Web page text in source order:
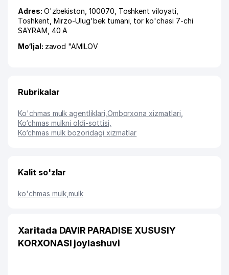
Adres: O'zbekiston, 100070, Toshkent viloyati
Toshkent Mirzo-Ulug'bek tumani tor ko'chasi 7-chi
SAYRAM , 40 А
Mo‘ljal: zavod "AMILOV
Rubrikalar
Ko'chmas mulk agentliklari Omborxona xizmatlari
Ko‘chmas mulkni oldi-sottisi
Ko‘chmas mulk bozoridagi xizmatlar
Kalit so'zlar
ko'chmas mulk ,mulk
Xaritada DAVIR PARADISE XUSUSIY
KORXONASI joylashuvi